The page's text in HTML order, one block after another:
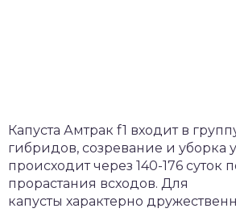
Капуста Амтрак f1 входит в
гибридов, созревание и уборка
происходит через 140-176 суток
прорастания всходов. Для
капусты характерно